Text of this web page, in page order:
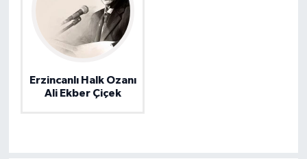
Erzincanlı Halk Ozanı
Ali Ekber Çiçek